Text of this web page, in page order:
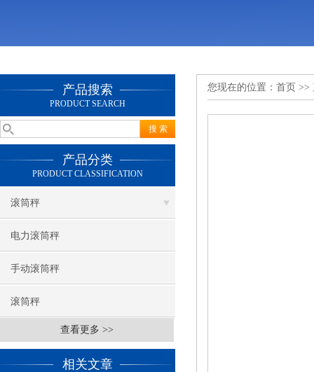
产品搜索
PRODUCT SEARCH
产品分类
PRODUCT CLASSIFICATION
滚筒秤
电力滚筒秤
手动滚筒秤
滚筒秤
查看更多 >>
相关文章
您现在的位置： 首页 >>